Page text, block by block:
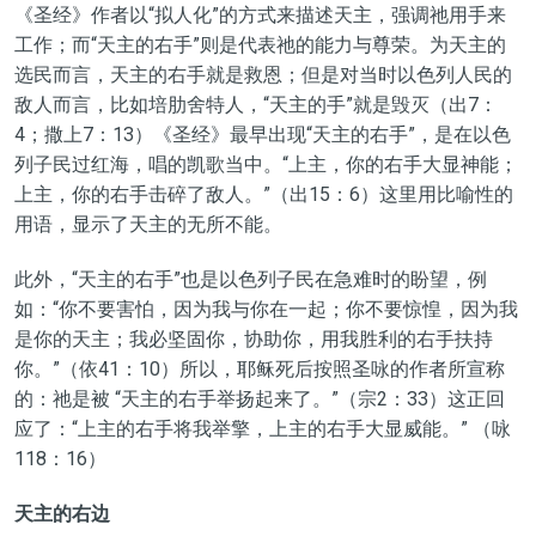
《圣经》作者以“拟人化”的方式来描述天主，强调祂用手来
工作；而“天主的右手”则是代表祂的能力与尊荣。为天主的
选民而言，天主的右手就是救恩；但是对当时以色列人民的
敌人而言，比如培肋舍特人，“天主的手”就是毁灭（出7：
4；撒上7：13）《圣经》最早出现“天主的右手”，是在以色
列子民过红海，唱的凯歌当中。“上主，你的右手大显神能；
上主，你的右手击碎了敌人。”（出15：6）这里用比喻性的
用语，显示了天主的无所不能。
此外，“天主的右手”也是以色列子民在急难时的盼望，例
如：“你不要害怕，因为我与你在一起；你不要惊惶，因为我
是你的天主；我必坚固你，协助你，用我胜利的右手扶持
你。”（依41：10）所以，耶稣死后按照圣咏的作者所宣称
的：祂是被 “天主的右手举扬起来了。”（宗2：33）这正回
应了：“上主的右手将我举擎，上主的右手大显威能。” （咏
118：16）
天主的右边